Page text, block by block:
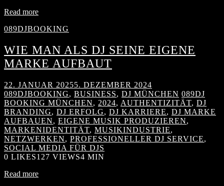
Read more
089DJBOOKING
WIE MAN ALS DJ SEINE EIGENE
MARKE AUFBAUT
22. JANUAR 20255. DEZEMBER 2024
089DJBOOKING, BUSINESS, DJ MÜNCHEN 089DJ
BOOKING MÜNCHEN, 2024, AUTHENTIZITÄT, DJ
BRANDING, DJ ERFOLG, DJ KARRIERE, DJ MARKE
AUFBAUEN, EIGENE MUSIK PRODUZIEREN,
MARKENIDENTITÄT, MUSIKINDUSTRIE,
NETZWERKEN, PROFESSIONELLER DJ SERVICE,
SOCIAL MEDIA FÜR DJS
0 LIKES127 VIEWS4 MIN
Read more